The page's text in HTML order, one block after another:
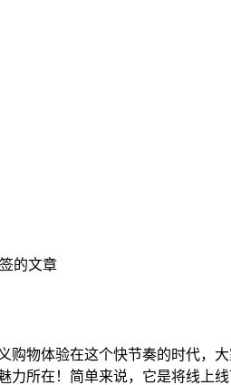
的文章
购物体验在这个快节奏的时代，
力所在！简单来说，它是将线上